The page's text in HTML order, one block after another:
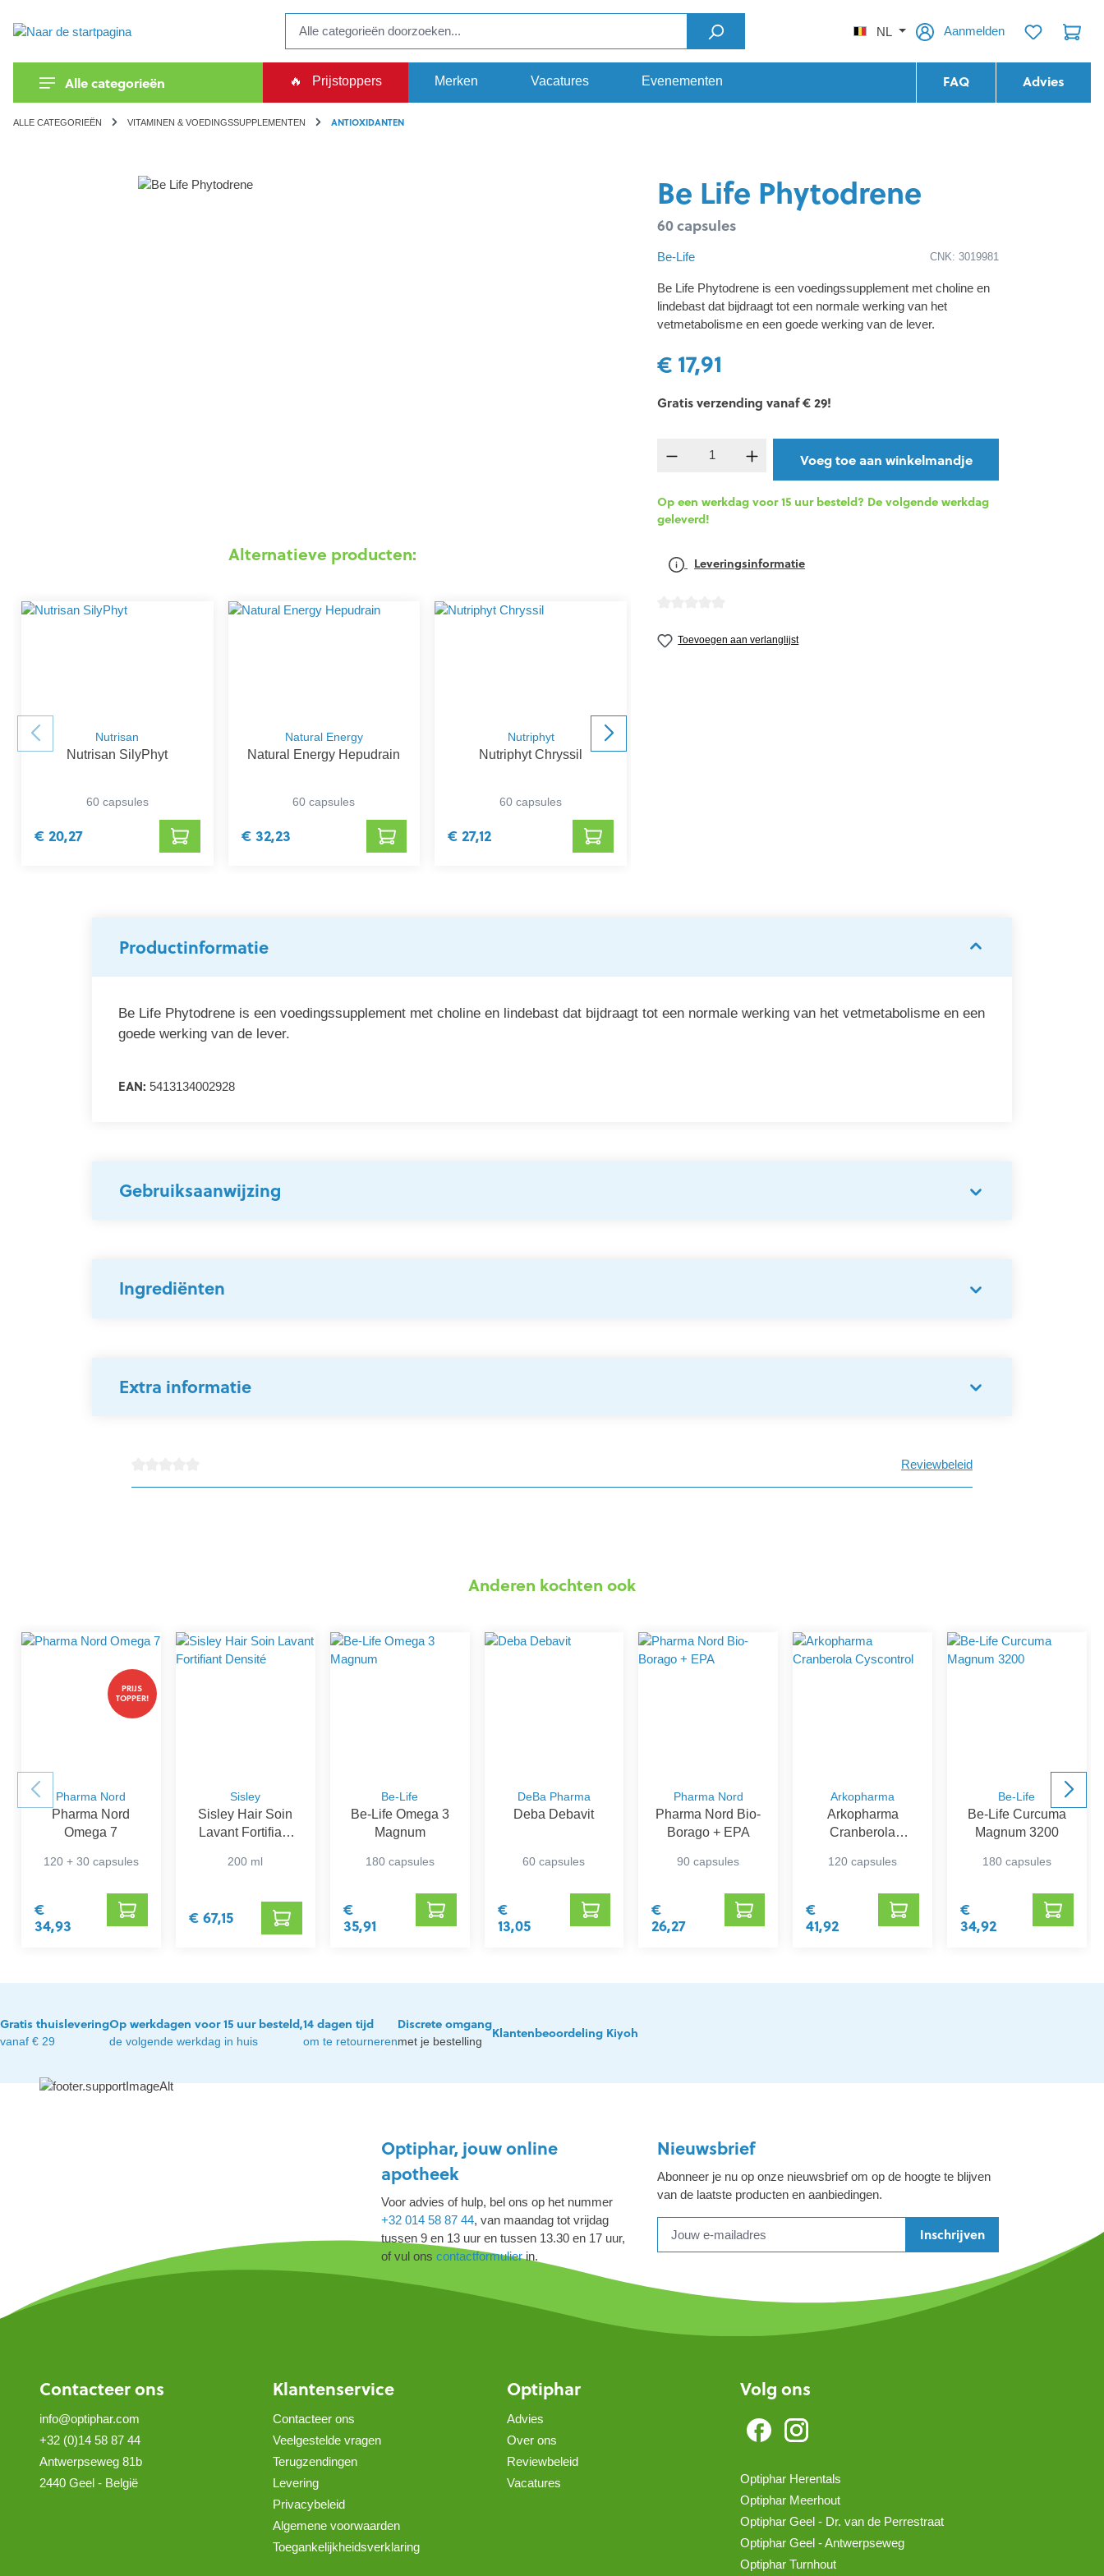
NL Aanmelden
Alle categorieën 🔥 Prijstoppers Merken Vacatures Evenementen FAQ Advies
ALLE CATEGORIEËN VITAMINEN & VOEDINGSSUPPLEMENTEN ANTIOXIDANTEN
component.cms.imageGallery.skipImageGallery
Alternatieve producten:
Nutrisan
Nutrisan SilyPhyt
60 capsules
€ 20,27
Natural Energy
Natural Energy Hepudrain
60 capsules
€ 32,23
Nutriphyt
Nutriphyt Chryssil
60 capsules
€ 27,12
Be Life Phytodrene
60 capsules
Be-Life CNK: 3019981
Be Life Phytodrene is een voedingssupplement met choline en
lindebast dat bijdraagt tot een normale werking van het
vetmetabolisme en een goede werking van de lever.
€ 17,91
Gratis verzending vanaf € 29!
component.product.quantitySelect.legend
Voeg toe aan winkelmandje
Op een werkdag voor 15 uur besteld? De volgende werkdag
geleverd!
Leveringsinformatie
Toevoegen aan verlanglijst
Productinformatie
Be Life Phytodrene is een voedingssupplement met choline en lindebast dat bijdraagt tot een normale werking van het vetmetabolisme en een
goede werking van de lever.
EAN: 5413134002928
Gebruiksaanwijzing
Ingrediënten
Extra informatie
Reviewbeleid
Anderen kochten ook
PRIJS
TOPPER!
Pharma Nord
Pharma Nord
Omega 7
120 + 30 capsules
€
34,93
Sisley
Sisley Hair Soin
Lavant Fortifiant
200 ml
€ 67,15
Be-Life
Be-Life Omega 3
Magnum
180 capsules
€
35,91
DeBa Pharma
Deba Debavit
60 capsules
€
13,05
Pharma Nord
Pharma Nord Bio-
Borago + EPA
90 capsules
€
26,27
Arkopharma
Arkopharma
Cranberola
120 capsules
€
41,92
Be-Life
Be-Life Curcuma
Magnum 3200
180 capsules
€
34,92
Gratis thuislevering
vanaf € 29
Op werkdagen voor 15 uur besteld,
de volgende werkdag in huis
14 dagen tijd
om te retourneren
Discrete omgang
met je bestelling
Klantenbeoordeling Kiyoh
Optiphar, jouw online
apotheek
Voor advies of hulp, bel ons op het nummer
+32 014 58 87 44, van maandag tot vrijdag
tussen 9 en 13 uur en tussen 13.30 en 17 uur,
of vul ons contactformulierin.
Nieuwsbrief
Abonneer je nu op onze nieuwsbrief om op de hoogte te blijven
van de laatste producten en aanbiedingen.
Inschrijven
Contacteer ons
info@optiphar.com
+32 (0)14 58 87 44
Antwerpseweg 81b
2440 Geel - België
Klantenservice
Contacteer ons
Veelgestelde vragen
Terugzendingen
Levering
Privacybeleid
Algemene voorwaarden
Toegankelijkheidsverklaring
Optiphar
Advies
Over ons
Reviewbeleid
Vacatures
Volg ons
Optiphar Herentals
Optiphar Meerhout
Optiphar Geel - Dr. van de Perrestraat
Optiphar Geel - Antwerpseweg
Optiphar Turnhout